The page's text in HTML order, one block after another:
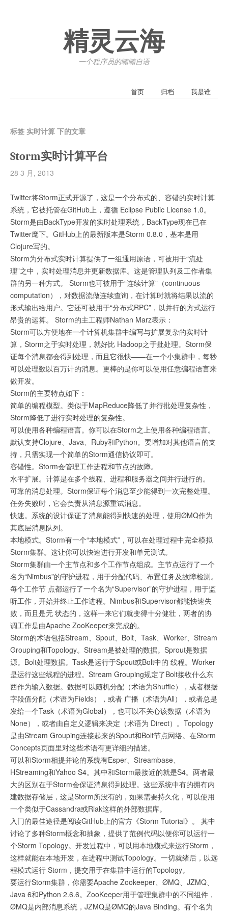
精灵云海
一个程序员的喃喃自语
首页 归档 我是谁
标签 实时计算 下的文章
Storm实时计算平台
28 3 月, 2013
Twitter将Storm正式开源了，这是一个分布式的、容错的实时计算
系统，它被托管在GitHub上，遵循 Eclipse Public License 1.0。
Storm是由BackType开发的实时处理系统，BackType现在已在
Twitter麾下。GitHub上的最新版本是Storm 0.8.0，基本是用
Clojure写的。
Storm为分布式实时计算提供了一组通用原语，可被用于“流处
理”之中，实时处理消息并更新数据库。这是管理队列及工作者集
群的另一种方式。 Storm也可被用于“连续计算”（continuous
computation），对数据流做连续查询，在计算时就将结果以流的
形式输出给用户。它还可被用于“分布式RPC”，以并行的方式运行
昂贵的运算。 Storm的主工程师Nathan Marz表示：
Storm可以方便地在一个计算机集群中编写与扩展复杂的实时计
算，Storm之于实时处理，就好比 Hadoop之于批处理。Storm保
证每个消息都会得到处理，而且它很快——在一个小集群中，每秒
可以处理数以百万计的消息。更棒的是你可以使用任意编程语言来
做开发。
Storm的主要特点如下：
简单的编程模型。类似于MapReduce降低了并行批处理复杂性，
Storm降低了进行实时处理的复杂性。
可以使用各种编程语言。你可以在Storm之上使用各种编程语言。
默认支持Clojure、Java、Ruby和Python。要增加对其他语言的支
持，只需实现一个简单的Storm通信协议即可。
容错性。Storm会管理工作进程和节点的故障。
水平扩展。计算是在多个线程、进程和服务器之间并行进行的。
可靠的消息处理。Storm保证每个消息至少能得到一次完整处理。
任务失败时，它会负责从消息源重试消息。
快速。系统的设计保证了消息能得到快速的处理，使用ØMQ作为
其底层消息队列。
本地模式。Storm有一个“本地模式”，可以在处理过程中完全模拟
Storm集群。这让你可以快速进行开发和单元测试。
Storm集群由一个主节点和多个工作节点组成。主节点运行了一个
名为“Nimbus”的守护进程，用于分配代码、布置任务及故障检测。
每个工作节 点都运行了一个名为“Supervisor”的守护进程，用于监
听工作，开始并终止工作进程。Nimbus和Supervisor都能快速失
败，而且是无 状态的，这样一来它们就变得十分健壮，两者的协
调工作是由Apache ZooKeeper来完成的。
Storm的术语包括Stream、Spout、Bolt、Task、Worker、Stream
Grouping和Topology。Stream是被处理的数据。Sprout是数据
源。Bolt处理数据。Task是运行于Spout或Bolt中的 线程。Worker
是运行这些线程的进程。Stream Grouping规定了Bolt接收什么东
西作为输入数据。数据可以随机分配（术语为Shuffle），或者根据
字段值分配（术语为Fields），或者 广播（术语为All），或者总是
发给一个Task（术语为Global），也可以不关心该数据（术语为
None），或者由自定义逻辑来决定（术语为 Direct）。Topology
是由Stream Grouping连接起来的Spout和Bolt节点网络。在Storm
Concepts页面里对这些术语有更详细的描述。
可以和Storm相提并论的系统有Esper、Streambase、
HStreaming和Yahoo S4。其中和Storm最接近的就是S4。两者最
大的区别在于Storm会保证消息得到处理。这些系统中有的拥有内
建数据存储层，这是Storm所没有的，如果需要持久化，可以使用
一个类似于Cassandra或Riak这样的外部数据库。
入门的最佳途径是阅读GitHub上的官方《Storm Tutorial》。 其中
讨论了多种Storm概念和抽象，提供了范例代码以便你可以运行一
个Storm Topology。开发过程中，可以用本地模式来运行Storm，
这样就能在本地开发，在进程中测试Topology。一切就绪后，以远
程模式运行 Storm，提交用于在集群中运行的Topology。
要运行Storm集群，你需要Apache Zookeeper、ØMQ、JZMQ、
Java 6和Python 2.6.6。ZooKeeper用于管理集群中的不同组件，
ØMQ是内部消息系统，JZMQ是ØMQ的Java Binding。有个名为